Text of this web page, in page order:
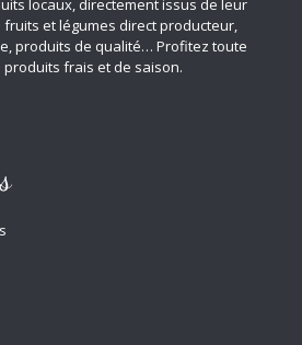
locaux, directement issus de leur
et légumes direct producteur,
produits de qualité… Profitez toute
produits frais et de saison.